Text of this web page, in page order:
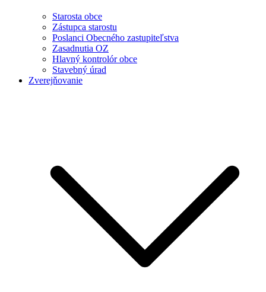
Starosta obce
Zástupca starostu
Poslanci Obecného zastupiteľstva
Zasadnutia OZ
Hlavný kontrolór obce
Stavebný úrad
Zverejňovanie